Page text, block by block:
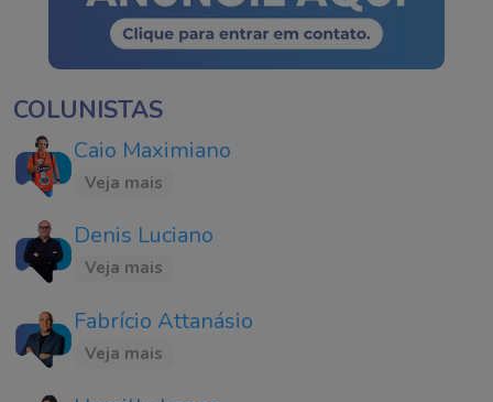
COLUNISTAS
Caio Maximiano
Veja mais
Denis Luciano
Veja mais
Fabrício Attanásio
Veja mais